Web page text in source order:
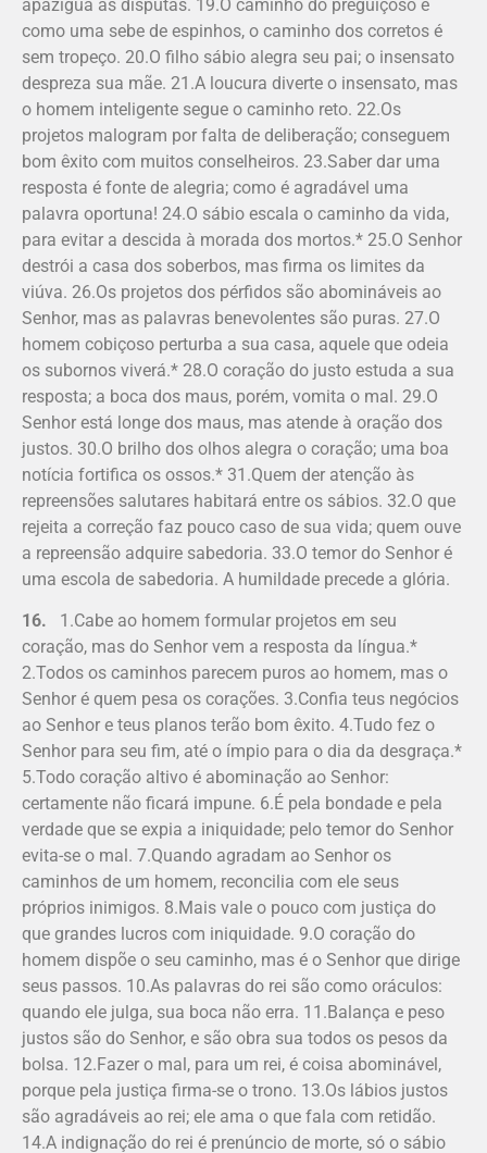
apazigua as disputas. 19.O caminho do preguiçoso é
como uma sebe de espinhos, o caminho dos corretos é
sem tropeço. 20.O filho sábio alegra seu pai; o insensato
despreza sua mãe. 21.A loucura diverte o insensato, mas
o homem inteligente segue o caminho reto. 22.Os
projetos malogram por falta de deliberação; conseguem
bom êxito com muitos conselheiros. 23.Saber dar uma
resposta é fonte de alegria; como é agradável uma
palavra oportuna! 24.O sábio escala o caminho da vida,
para evitar a descida à morada dos mortos.* 25.O Senhor
destrói a casa dos soberbos, mas firma os limites da
viúva. 26.Os projetos dos pérfidos são abomináveis ao
Senhor, mas as palavras benevolentes são puras. 27.O
homem cobiçoso perturba a sua casa, aquele que odeia
os subornos viverá.* 28.O coração do justo estuda a sua
resposta; a boca dos maus, porém, vomita o mal. 29.O
Senhor está longe dos maus, mas atende à oração dos
justos. 30.O brilho dos olhos alegra o coração; uma boa
notícia fortifica os ossos.* 31.Quem der atenção às
repreensões salutares habitará entre os sábios. 32.O que
rejeita a correção faz pouco caso de sua vida; quem ouve
a repreensão adquire sabedoria. 33.O temor do Senhor é
uma escola de sabedoria. A humildade precede a glória.
16. 1.Cabe ao homem formular projetos em seu
coração, mas do Senhor vem a resposta da língua.*
2.Todos os caminhos parecem puros ao homem, mas o
Senhor é quem pesa os corações. 3.Confia teus negócios
ao Senhor e teus planos terão bom êxito. 4.Tudo fez o
Senhor para seu fim, até o ímpio para o dia da desgraça.*
5.Todo coração altivo é abominação ao Senhor:
certamente não ficará impune. 6.É pela bondade e pela
verdade que se expia a iniquidade; pelo temor do Senhor
evita-se o mal. 7.Quando agradam ao Senhor os
caminhos de um homem, reconcilia com ele seus
próprios inimigos. 8.Mais vale o pouco com justiça do
que grandes lucros com iniquidade. 9.O coração do
homem dispõe o seu caminho, mas é o Senhor que dirige
seus passos. 10.As palavras do rei são como oráculos:
quando ele julga, sua boca não erra. 11.Balança e peso
justos são do Senhor, e são obra sua todos os pesos da
bolsa. 12.Fazer o mal, para um rei, é coisa abominável,
porque pela justiça firma-se o trono. 13.Os lábios justos
são agradáveis ao rei; ele ama o que fala com retidão.
14.A indignação do rei é prenúncio de morte, só o sábio